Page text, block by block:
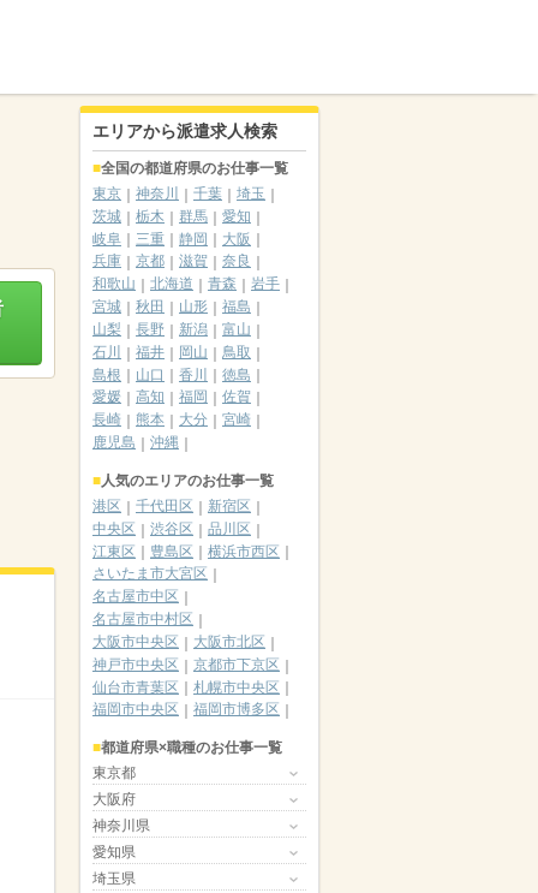
エリアから派遣求人検索
全国の都道府県のお仕事一覧
東京
神奈川 千葉
埼玉
茨城
栃木 群馬
愛知
岐阜
三重 静岡
大阪
兵庫
京都 滋賀
奈良
和歌山
北海道 青森
岩手
宮城
秋田 山形
福島
山梨
長野 新潟
富山
石川
福井 岡山
鳥取
島根
山口 香川
徳島
愛媛
高知 福岡
佐賀
長崎
熊本 大分
宮崎
鹿児島
沖縄
人気のエリアのお仕事一覧
港区
千代田区
新宿区
中央区
渋谷区
品川区
江東区
豊島区
横浜市西区
さいたま市大宮区
名古屋市中区
名古屋市中村区
大阪市中央区
大阪市北区
神戸市中央区
京都市下京区
仙台市青葉区
札幌市中央区
福岡市中央区
福岡市博多区
都道府県×職種のお仕事一覧
東京都
大阪府
神奈川県
愛知県
埼玉県